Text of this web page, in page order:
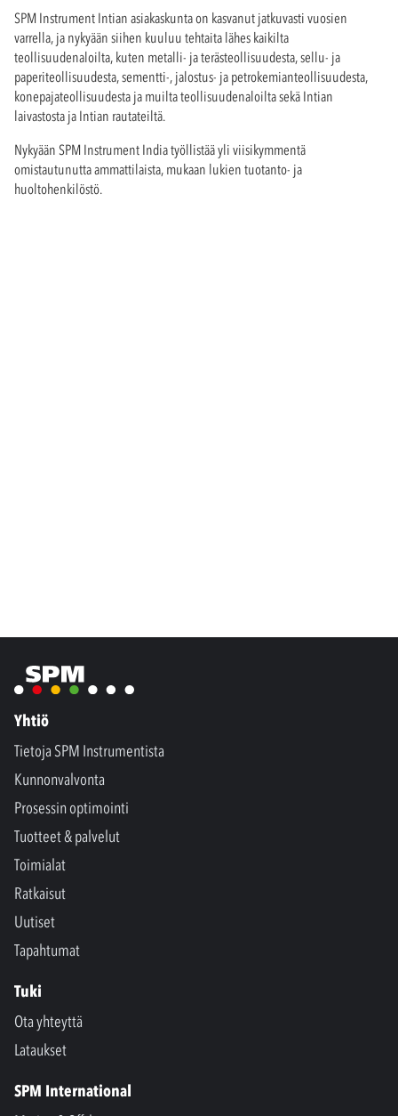
SPM Instrument Intian asiakaskunta on kasvanut jatkuvasti vuosien
varrella, ja nykyään siihen kuuluu tehtaita lähes kaikilta
teollisuudenaloilta, kuten metalli- ja terästeollisuudesta, sellu- ja
paperiteollisuudesta, sementti-, jalostus- ja petrokemianteollisuudesta,
konepajateollisuudesta ja muilta teollisuudenaloilta sekä Intian
laivastosta ja Intian rautateiltä.
Nykyään SPM Instrument India työllistää yli viisikymmentä
omistautunutta ammattilaista, mukaan lukien tuotanto- ja
huoltohenkilöstö.
Yhtiö
Tietoja SPM Instrumentista
Kunnonvalvonta
Prosessin optimointi
Tuotteet & palvelut
Toimialat
Ratkaisut
Uutiset
Tapahtumat
Tuki
Ota yhteyttä
Lataukset
SPM International